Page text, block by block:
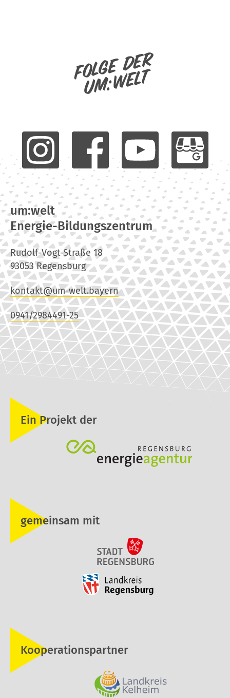
Folge der
um:welt
um:welt
Energie-Bildungszentrum
Rudolf-Vogt-Straße 18
93053 Regensburg
kontakt@um-welt.bayern
0941/2984491-25
Ein Projekt der
gemeinsam mit
Kooperationspartner